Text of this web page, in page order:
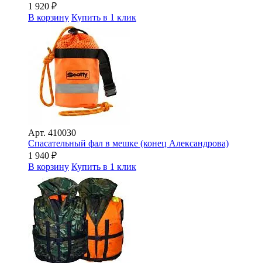
1 920 ₽
В корзину Купить в 1 клик
Арт. 410030
Спасательный фал в мешке (конец Александрова)
1 940 ₽
В корзину Купить в 1 клик